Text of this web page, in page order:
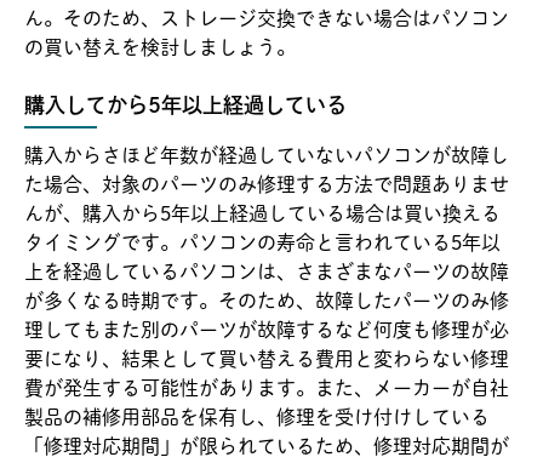
ん。そのため、ストレージ交換できない場合はパソコン
の買い替えを検討しましょう。
購入してから5年以上経過している
購入からさほど年数が経過していないパソコンが故障し
た場合、対象のパーツのみ修理する方法で問題ありませ
んが、購入から5年以上経過している場合は買い換える
タイミングです。パソコンの寿命と言われている5年以
上を経過しているパソコンは、さまざまなパーツの故障
が多くなる時期です。そのため、故障したパーツのみ修
理してもまた別のパーツが故障するなど何度も修理が必
要になり、結果として買い替える費用と変わらない修理
費が発生する可能性があります。また、メーカーが自社
製品の補修用部品を保有し、修理を受け付けしている
「修理対応期間」が限られているため、修理対応期間が